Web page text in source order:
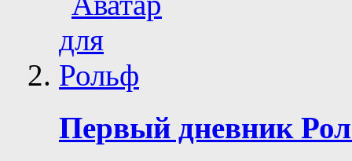
Первый дневник